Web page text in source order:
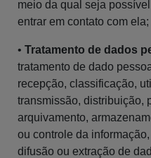
meio da qual seja
entrar em contato com ela;
• Tratamento de dados
tratamento de dado
recepção, classificação,
transmissão, distribuição,
arquivamento,
ou controle da
difusão ou extração de